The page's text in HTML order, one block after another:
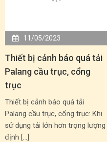
11/05/2023
Thiết bị cảnh báo quá tải
Palang cầu trục, cổng
trục
Thiết bị cảnh báo quá tải
Palang cầu trục, cổng trục: Khi
sử dụng tải lớn hơn trọng lượng
định […]